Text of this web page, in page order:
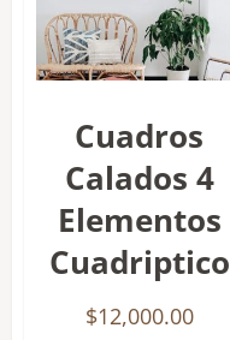
Cuadros
Calados 4
Elementos
Cuadriptico
$12,000.00